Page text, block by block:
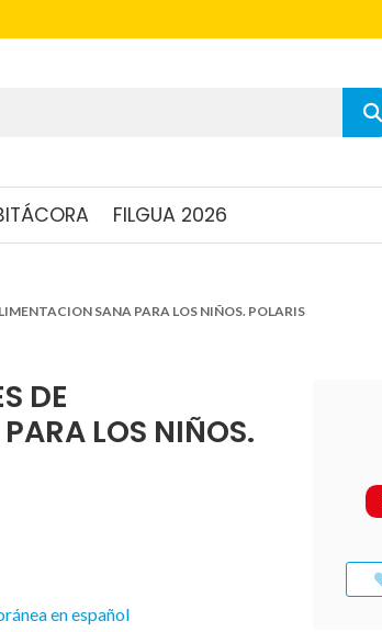
FILGUA 2026
SANA PARA LOS NIÑOS. POLARIS
DE
LOS NIÑOS.
en español